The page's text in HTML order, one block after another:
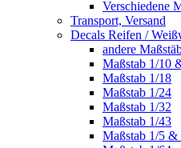
Verschiedene
Transport, Versand
Decals Reifen /
andere
Maßstab 1/10
Maßstab 1/18
Maßstab 1/24
Maßstab 1/32
Maßstab 1/43
Maßstab 1/5 &